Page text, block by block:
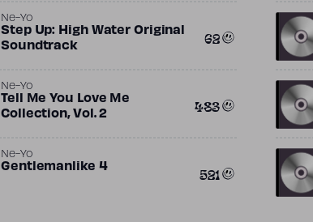
Ne-Yo
Step Up: High Water Original
Soundtrack
62
Ne-Yo
Tell Me You Love Me
Collection, Vol. 2
483
Ne-Yo
Gentlemanlike 4 521